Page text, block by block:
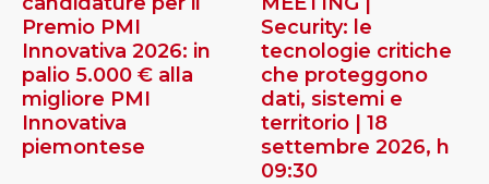
Premio PMI
Innovativa 2026: in
palio 5.000 € alla
migliore PMI
Innovativa
piemontese
Security: le
tecnologie critiche
che proteggono
dati, sistemi e
territorio | 18
settembre 2026, h
09:30